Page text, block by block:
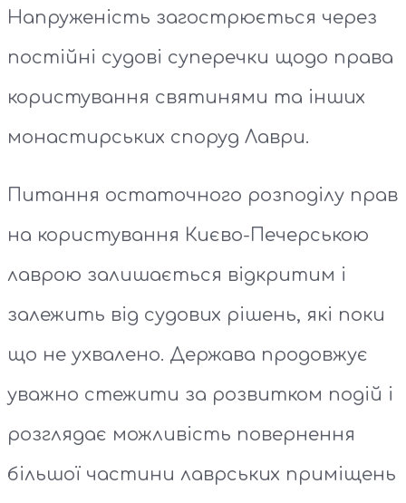
Напруженість загострюється через
постійні судові суперечки щодо права
користування святинями та інших
монастирських споруд Лаври.
Питання остаточного розподілу прав
на користування Києво-Печерською
лаврою залишається відкритим і
залежить від судових рішень, які поки
що не ухвалено. Держава продовжує
уважно стежити за розвитком подій і
розглядає можливість повернення
більшої частини лаврських приміщень